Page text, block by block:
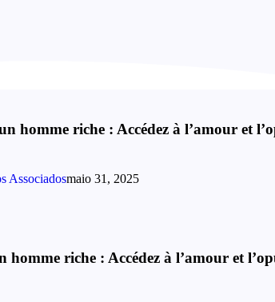
homme riche : Accédez à l’amour et
Associadosmaio 31, 2025
homme riche : Accédez à l’amour et